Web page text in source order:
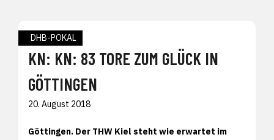
DHB-POKAL
KN: KN: 83 TORE ZUM GLÜCK IN
GÖTTINGEN
20. August 2018
Göttingen. Der THW Kiel steht wie erwartet im